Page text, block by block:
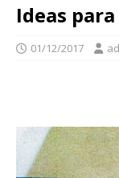
Ideas
01/12/2017